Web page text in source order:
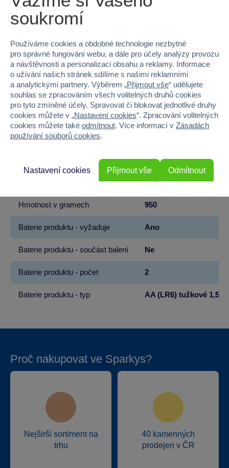
EAN 8592525920922
Kód produktu
Značka Sparkys
Licence PLYŠÁKOV
Věk od 3
Pohlaví HOLKA, KLUK
Šířka
22
28
Hmotnost v gramech 950
Baterie produktu - vyžaduje Ano
Baterie produktu - součást balení Ne
Baterie produktu - počet 2
Baterie produktu - typ AA (LR6) tužkové 1,5V
Proč nakupovat ve Sparkys?
Nejširší sortiment na
trhu
40 kamenných
prodejen v ČR
soukromí
Používáme cookies a obdobné technologie nezbytné
pro správné fungování webu, a dále pro účely analýzy provozu
a návštěvnosti a personalizaci obsahu a reklamy. Informace
o užívání našich stránek sdílíme s našimi reklamními
a analytickými partnery. Výběrem „Přijmout vše“ udělujete
souhlas se zpracováním všech volitelných druhů cookies
pro tyto zmíněné účely. Spravovat či blokovat jednotlivé druhy
cookies můžete v „Nastavení cookies“. Zpracování volitelných
cookies můžete také odmítnout. Více informací v Zásadách
používání souborů cookies.
Odmítnout
Nastavení cookies Přijmout vše